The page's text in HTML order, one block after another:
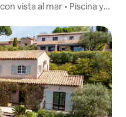
vista al mar • Piscina y